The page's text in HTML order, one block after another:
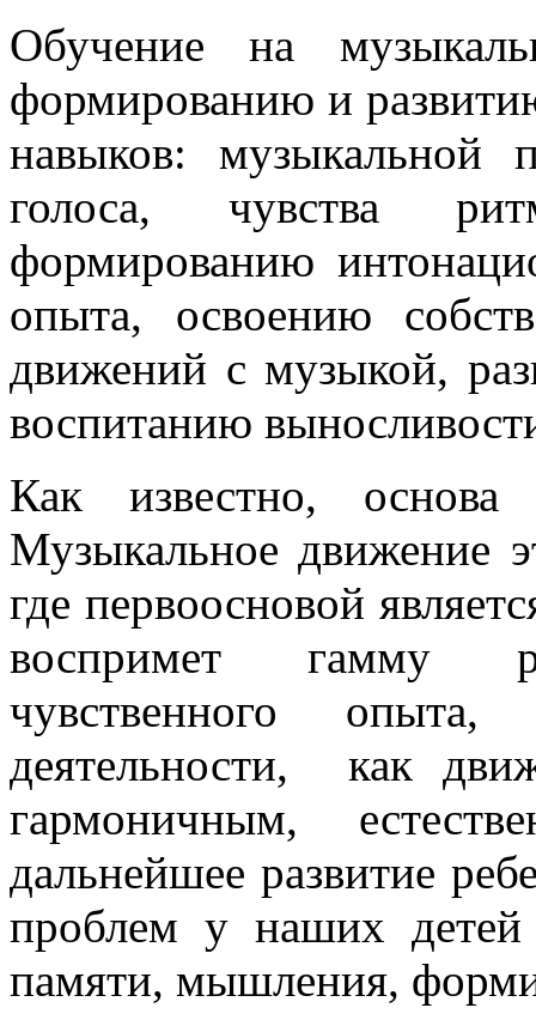
Обучение на
формированию и
навыков: музыкальной
голоса, чувства
формированию
опыта, освоению
движений с музыкой,
воспитанию
Как известно,
Музыкальное движение
где первоосновой
воспримет гамму
чувственного
деятельности, как
гармоничным,
дальнейшее развитие
проблем у наших
памяти, мышления,